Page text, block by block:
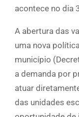
acontece no dia
A abertura das
uma nova
município
a demanda por
atuar
das unidades